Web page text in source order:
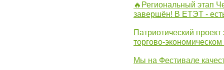
🔥Региональный этап
завершён! В ЕТЭТ -
Патриотический
торгово-
Мы на Фестивале